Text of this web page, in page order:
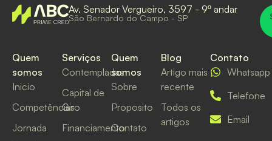
Av. Senador Vergueiro, 3597 - 9º andar
São Bernardo do Campo - SP
Quem
somos
Inicio
Competências
Jornada
Serviços
Contempladas
Capital de
Giro
Financiamento
Quem
somos
Sobre
Proposito
Contato
Blog
Artigo mais
recente
Todos os
artigos
Contato
Whatsapp
Telefone
Email